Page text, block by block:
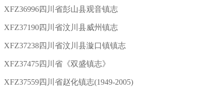
XFZ36996四川省彭山县观音镇志
XFZ37190四川省汶川县威州镇志
XFZ37238四川省汶川县漩口镇镇志
XFZ37475四川省《双盛镇志》
XFZ37559四川省赵化镇志(1949-2005)